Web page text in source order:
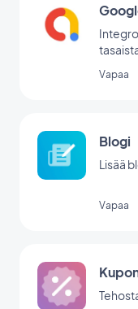
Vapaa
Blogi
Lisää
Vapaa